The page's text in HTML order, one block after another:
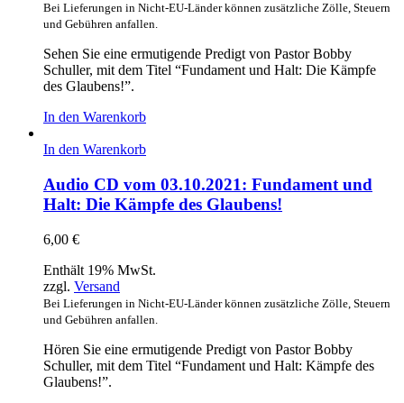
Bei Lieferungen in Nicht-EU-Länder können zusätzliche Zölle, Steuern
und Gebühren anfallen.
Sehen Sie eine ermutigende Predigt von Pastor Bobby
Schuller, mit dem Titel “Fundament und Halt: Die Kämpfe
des Glaubens!”.
In den Warenkorb
In den Warenkorb
Audio CD vom 03.10.2021: Fundament und
Halt: Die Kämpfe des Glaubens!
6,00 €
Enthält 19% MwSt.
zzgl. Versand
Bei Lieferungen in Nicht-EU-Länder können zusätzliche Zölle, Steuern
und Gebühren anfallen.
Hören Sie eine ermutigende Predigt von Pastor Bobby
Schuller, mit dem Titel “Fundament und Halt: Kämpfe des
Glaubens!”.